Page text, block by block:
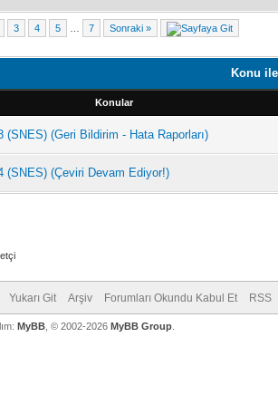
3 4 5 7 Sonraki »
Konu
Konular
(SNES) (Geri Bildirim - Hata Raporları)
(SNES) (Çeviri Devam Ediyor!)
Yukarı Git Arşiv Forumları Okundu Kabul Et RSS
MyBB , © 2002-2026 MyBB Group